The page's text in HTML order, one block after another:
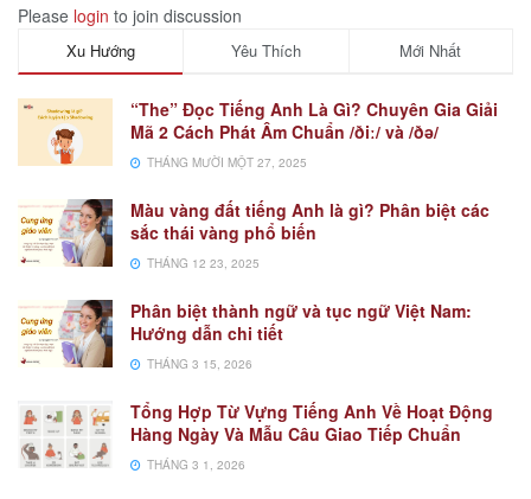
Please login to join discussion
Xu Hướng Yêu Thích Mới Nhất
“The” Đọc Tiếng Anh Là Gì? Chuyên Gia Giải
Mã 2 Cách Phát Âm Chuẩn /ðiː/ và /ðə/
THÁNG MƯỜI MỘT 27, 2025
Màu vàng đất tiếng Anh là gì? Phân biệt các
sắc thái vàng phổ biến
THÁNG 12 23, 2025
Phân biệt thành ngữ và tục ngữ Việt Nam:
Hướng dẫn chi tiết
THÁNG 3 15, 2026
Tổng Hợp Từ Vựng Tiếng Anh Về Hoạt Động
Hàng Ngày Và Mẫu Câu Giao Tiếp Chuẩn
THÁNG 3 1, 2026